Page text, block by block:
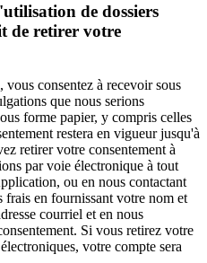
de dossiers
de retirer votre
consentez à recevoir sous
que nous serions
forme papier, y compris celles
restera en vigueur jusqu'à
retirer votre consentement à
par voie électronique à tout
ou en nous contactant
frais en fournissant votre nom et
courriel et en nous
Si vous retirez votre
votre compte sera